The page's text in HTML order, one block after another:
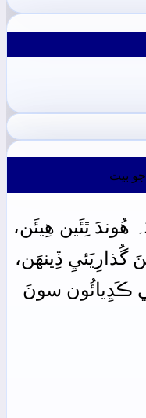
بيت
ھُوندَ ٿِئَين ھِيئَن،
گُذارِيَئيِ ڏِينھَن،
ڪَڍِيائُون سونَ